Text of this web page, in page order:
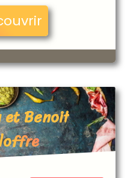
et Benoit